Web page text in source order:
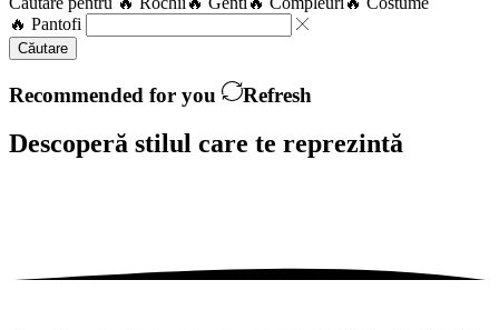
🔥 Pantofi
Căutare
Recommended for you Refresh
Descoperă stilul care te reprezintă